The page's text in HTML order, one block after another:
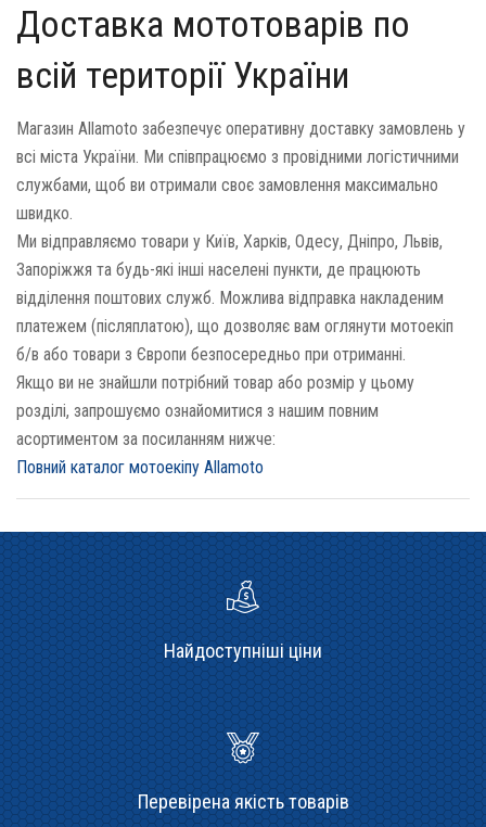
Доставка мототоварів по
всій території України
Магазин Allamoto забезпечує оперативну доставку замовлень у
всі міста України. Ми співпрацюємо з провідними логістичними
службами, щоб ви отримали своє замовлення максимально
швидко.
Ми відправляємо товари у Київ, Харків, Одесу, Дніпро, Львів,
Запоріжжя та будь-які інші населені пункти, де працюють
відділення поштових служб. Можлива відправка накладеним
платежем (післяплатою), що дозволяє вам оглянути мотоекіп
б/в або товари з Європи безпосередньо при отриманні.
Якщо ви не знайшли потрібний товар або розмір у цьому
розділі, запрошуємо ознайомитися з нашим повним
асортиментом за посиланням нижче:
Повний каталог мотоекіпу Allamoto
Найдоступніші ціни
Перевірена якість товарів